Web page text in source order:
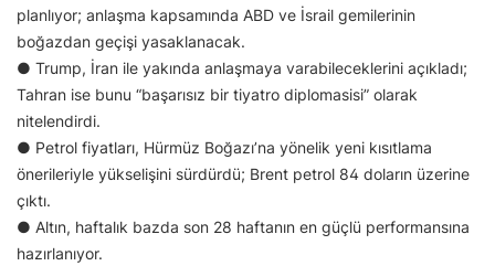
planlıyor; anlaşma kapsamında ABD ve İsrail gemilerinin
boğazdan geçişi yasaklanacak.
● Trump, İran ile yakında anlaşmaya varabileceklerini açıkladı;
Tahran ise bunu “başarısız bir tiyatro diplomasisi” olarak
nitelendirdi.
● Petrol fiyatları, Hürmüz Boğazı’na yönelik yeni kısıtlama
önerileriyle yükselişini sürdürdü; Brent petrol 84 doların üzerine
çıktı.
● Altın, haftalık bazda son 28 haftanın en güçlü performansına
hazırlanıyor.